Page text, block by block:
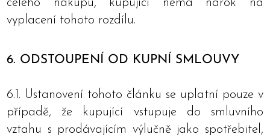
celého nákupu, kupující nemá nárok na
vyplacení tohoto rozdílu.
6. ODSTOUPENÍ OD KUPNÍ SMLOUVY
6.1. Ustanovení tohoto článku se uplatní pouze v
případě, že kupující vstupuje do smluvního
vztahu s prodávajícím výlučně jako spotřebitel,